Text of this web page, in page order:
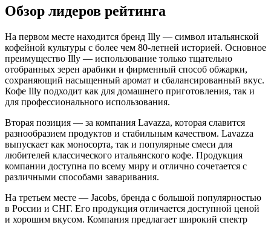
Обзор лидеров рейтинга
На первом месте находится бренд Illy — символ итальянской
кофейной культуры с более чем 80-летней историей. Основное
преимущество Illy — использование только тщательно
отобранных зерен арабики и фирменный способ обжарки,
сохраняющий насыщенный аромат и сбалансированный вкус.
Кофе Illy подходит как для домашнего приготовления, так и
для профессионального использования.
Вторая позиция — за компания Lavazza, которая славится
разнообразием продуктов и стабильным качеством. Lavazza
выпускает как моносорта, так и популярные смеси для
любителей классического итальянского кофе. Продукция
компании доступна по всему миру и отлично сочетается с
различными способами заваривания.
На третьем месте — Jacobs, бренда с большой популярностью
в России и СНГ. Его продукция отличается доступной ценой
и хорошим вкусом. Компания предлагает широкий спектр